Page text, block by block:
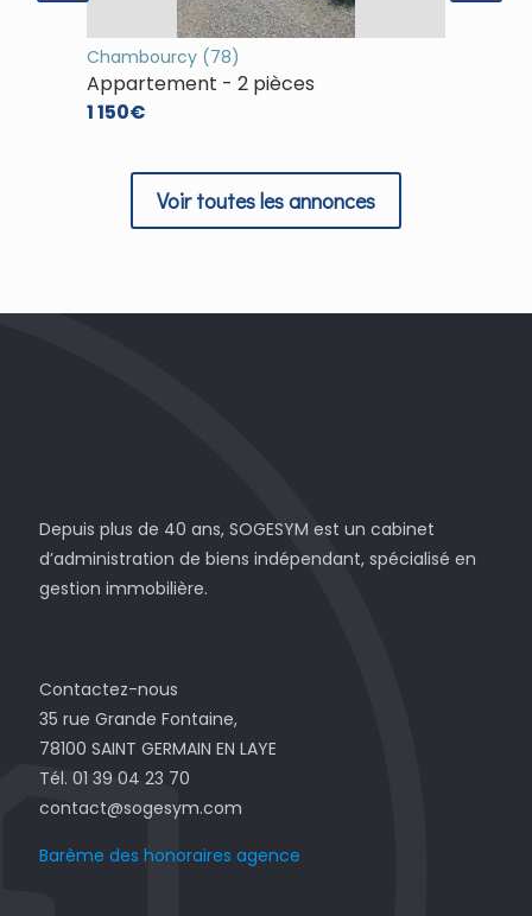
Chambourcy (78)
Appartement - 2 pièces
1 150€
Voir toutes les annonces
Depuis plus de 40 ans, SOGESYM est un cabinet
d’administration de biens indépendant, spécialisé en
gestion immobilière.
Contactez-nous
35 rue Grande Fontaine,
78100 SAINT GERMAIN EN LAYE
Tél. 01 39 04 23 70
contact@sogesym.com
Barème des honoraires agence